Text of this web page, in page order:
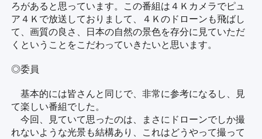
ろがあると思っています。この番組は４Ｋカメラでピュ
ア４Ｋで放送しておりまして、４Ｋのドローンも飛ばし
て、画質の良さ、日本の自然の景色を存分に見ていただ
くということをこだわっていきたいと思います。
◎委員
基本的には皆さんと同じで、非常に参考になるし、見
て楽しい番組でした。
今回、見ていて思ったのは、まさにドローンでしか撮
れないような光景も結構あり、これはどうやって撮って